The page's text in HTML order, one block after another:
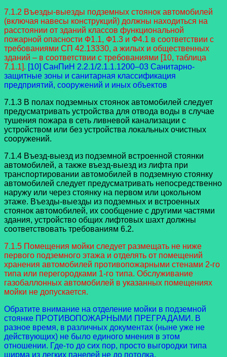
7.1.2 Въезды-выезды подземных стоянок автомобилей
(включая навесы конструкций) должны находиться на
расстоянии от зданий классов функциональной
пожарной опасности Ф1.1, Ф1.3 и Ф4.1 в соответствии с
требованиями СП 42.13330, а жилых и общественных
зданий – в соответствии с требованиями [10, таблица
7.1.1]. [10] СанПиН 2.2.1/2.1.1.1200–03 Санитарно-
защитные зоны и санитарная классификация
предприятий, сооружений и иных объектов
7.1.3 В полах подземных стоянок автомобилей следует
предусматривать устройства для отвода воды в случае
тушения пожара в сеть ливневой канализации с
устройством или без устройства локальных очистных
сооружений.
7.1.4 Въезд-выезд из подземной встроенной стоянки
автомобилей, а также въезд-выезд из лифта при
транспортировании автомобилей в подземную стоянку
автомобилей следует предусматривать непосредственно
наружу или через стоянку на первом или цокольном
этаже. Въезды-выезды из подземных и встроенных
стоянок автомобилей, их сообщение с другими частями
здания, устройство общих лифтовых шахт должны
соответствовать требованиям 6.2.
7.1.5 Помещения мойки следует размещать не ниже
первого подземного этажа и отделять от помещений
хранения автомобилей противопожарными стенами 2-го
типа или перегородками 1-го типа. Обслуживание
газобаллонных автомобилей в указанных помещениях
мойки не допускается.
Обратите внимание на отделение мойки в подземной
стоянке ПРОТИВОПОЖАРНЫМИ ПРЕГРАДАМИ. В
разное время, в различных документах (ныне уже не
действующих) не было единого мнения в этом
отношении. Где-то до сих пор, просто выгородки типа
ширма из легких панелей не до потолка.